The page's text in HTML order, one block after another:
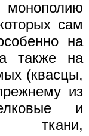
сам
на
также на
(квасцы,
из
и